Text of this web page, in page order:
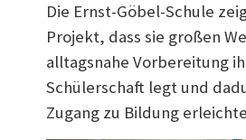
Die Ernst-Göbel-Schule
Projekt, dass sie großen
alltagsnahe Vorbereitung
Schülerschaft legt und
Zugang zu Bildung